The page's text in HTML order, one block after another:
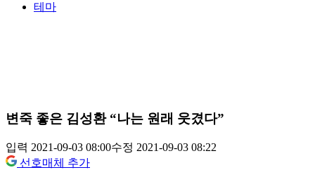
테마
변죽 좋은 김성환 “나는 원래 웃겼다”
입력 2021-09-03 08:00수정 2021-09-03 08:22
선호매체 추가